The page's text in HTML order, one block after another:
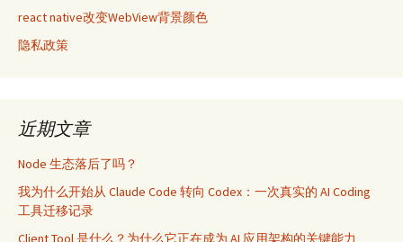
react native改变WebView背景颜色
隐私政策
近期文章
Node 生态落后了吗？
我为什么开始从 Claude Code 转向 Codex：一次真实的 AI Coding
工具迁移记录
Client Tool 是什么？为什么它正在成为 AI 应用架构的关键能力